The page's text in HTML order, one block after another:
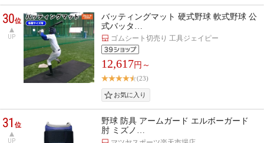
30位
UP
バッティングマット 硬式野球 軟式野球 公
式バッタ…
ゴムシート切売り 工具ジェイピー
12,617円～
(23)
31位
UP
野球 防具 アームガード エルボーガード
肘 ミズノ…